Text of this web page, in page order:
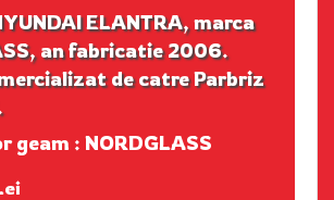
ELANTRA, marca
an fabricatie 2006.
de catre Parbriz
geam : NORDGLASS